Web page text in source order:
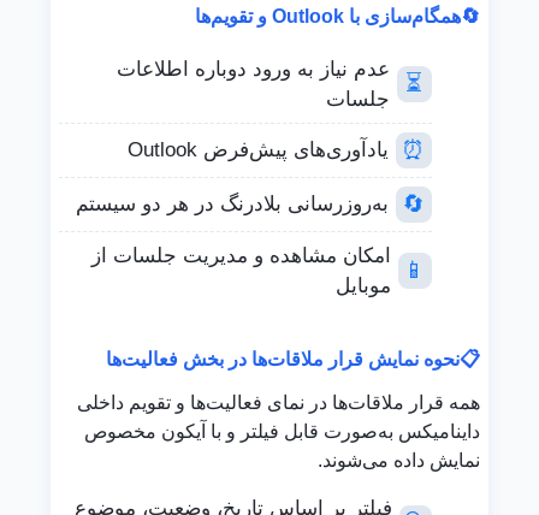
🔄همگام‌سازی با Outlook و تقویم‌ها
⏳
عدم نیاز به ورود دوباره اطلاعات
جلسات
⏰ یادآوری‌های پیش‌فرض Outlook
🔄 به‌روزرسانی بلادرنگ در هر دو سیستم
📱
امکان مشاهده و مدیریت جلسات از
موبایل
📋نحوه نمایش قرار ملاقات‌ها در بخش فعالیت‌ها
همه قرار ملاقات‌ها در نمای فعالیت‌ها و تقویم داخلی
داینامیکس به‌صورت قابل فیلتر و با آیکون مخصوص
نمایش داده می‌شوند.
فیلتر بر اساس تاریخ، وضعیت، موضوع